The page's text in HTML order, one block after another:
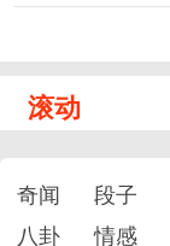
滚动
奇闻 段子
八卦
情感